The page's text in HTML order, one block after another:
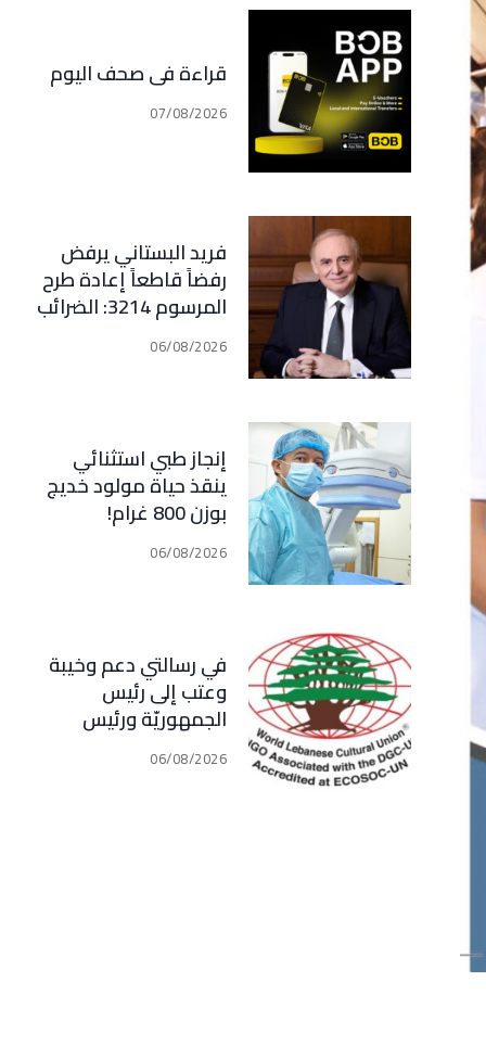
قراءة في صحف اليوم
07/08/2026
فريد البستاني يرفض
رفضاً قاطعاً إعادة طرح
المرسوم 3214: الضرائب
الجديدة تعرقل التعافي
الاقتصادي وتناقض
06/08/2026
إنجاز طبي استثنائي
ينقذ حياة مولود خديج
بوزن 800 غرام!
06/08/2026
في رسالتي دعم وخيبة
وعتب إلى رئيس
الجمهوريّة ورئيس
مجلس الوزراء .. رئيس
الجامعة اللبنانية
06/08/2026